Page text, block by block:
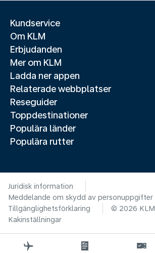
Kundservice
Om KLM
Erbjudanden
Mer om KLM
Ladda ner appen
Relaterade webbplatser
Reseguider
Toppdestinationer
Populära länder
Populära rutter
Juridisk information
Meddelande om skydd av personuppgifter
Tillgänglighetsförklaring
© 2026 KLM
Kakinställningar